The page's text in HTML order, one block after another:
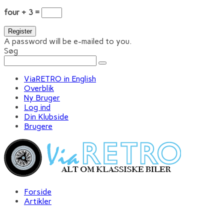
four + 3 =
A password will be e-mailed to you.
Søg
ViaRETRO in English
Overblik
Ny Bruger
Log ind
Din Klubside
Brugere
Forside
Artikler